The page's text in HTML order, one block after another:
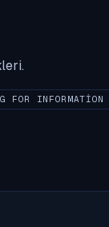
FOR INFORMATION